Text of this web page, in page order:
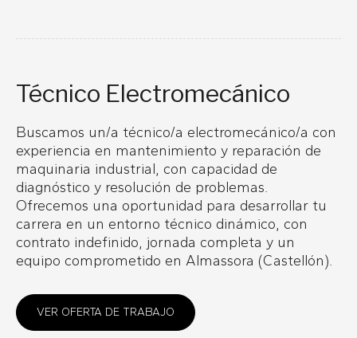
Técnico Electromecánico
Buscamos un/a técnico/a electromecánico/a con
experiencia en mantenimiento y reparación de
maquinaria industrial, con capacidad de
diagnóstico y resolución de problemas.
Ofrecemos una oportunidad para desarrollar tu
carrera en un entorno técnico dinámico, con
contrato indefinido, jornada completa y un
equipo comprometido en Almassora (Castellón).
VER OFERTA DE TRABAJO